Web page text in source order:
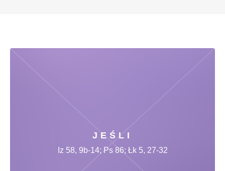
JEŚLI
Iz 58, 9b-14; Ps 86; Łk 5, 27-32